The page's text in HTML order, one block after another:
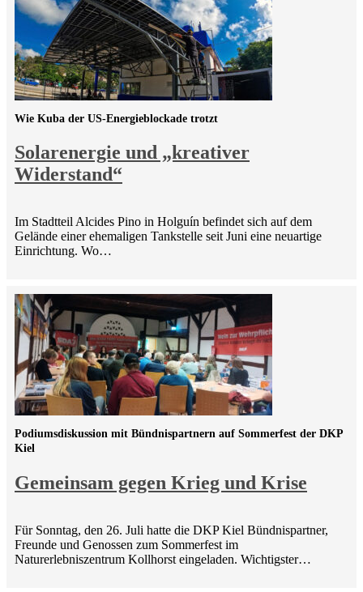
Solarenergie und „kreativer
Widerstand“
Wie Kuba der US-Energieblockade trotzt
Im Stadtteil Alcides Pino in Holguín befindet sich auf dem
Gelände einer ehemaligen Tankstelle seit Juni eine neuartige
Einrichtung. Wo…
Gemeinsam gegen Krieg und Krise
Podiumsdiskussion mit Bündnispartnern auf Sommerfest der DKP
Kiel
Für Sonntag, den 26. Juli hatte die DKP Kiel Bündnispartner,
Freunde und Genossen zum Sommerfest im
Naturerlebniszentrum Kollhorst eingeladen. Wichtigster…